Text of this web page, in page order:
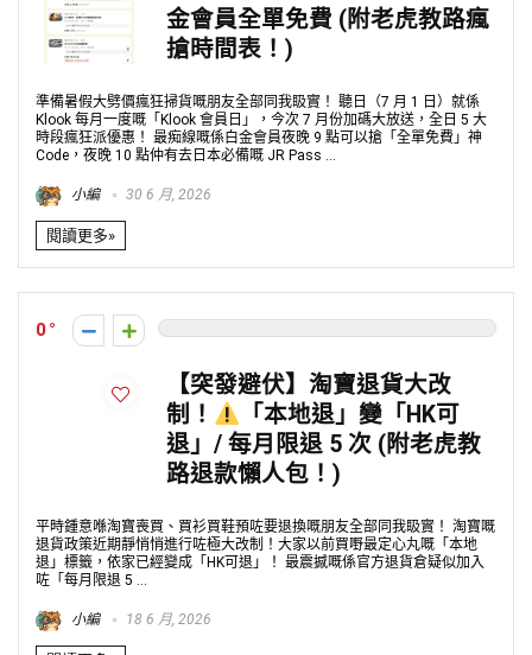
金會員全單免費 (附老虎教路瘋
搶時間表！)
準備暑假大劈價瘋狂掃貨嘅朋友全部同我𥄫實！ 聽日（7 月 1 日）就係
Klook 每月一度嘅「Klook 會員日」，今次 7 月份加碼大放送，全日 5 大
時段瘋狂派優惠！ 最痴線嘅係白金會員夜晚 9 點可以搶「全單免費」神
Code，夜晚 10 點仲有去日本必備嘅 JR Pass ...
小編 30 6 月, 2026
閱讀更多»
0
【突發避伏】淘寶退貨大改
制！
「本地退」變「HK可
退」/ 每月限退 5 次 (附老虎教
路退款懶人包！)
平時鍾意喺淘寶喪買、買衫買鞋預咗要退換嘅朋友全部同我𥄫實！ 淘寶嘅
退貨政策近期靜悄悄進行咗極大改制！大家以前買嘢最定心丸嘅「本地
退」標籤，依家已經變成「HK可退」！ 最震撼嘅係官方退貨倉疑似加入
咗「每月限退 5 ...
小編 18 6 月, 2026